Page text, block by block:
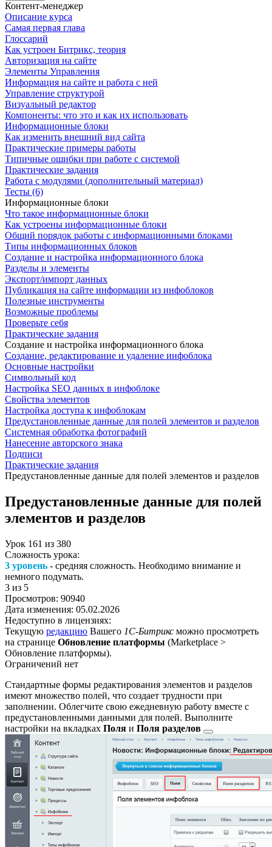
Контент-менеджер
Описание курса
Самая первая глава
Глоссарий
Как устроен Битрикс, теория
Авторизация на сайте
Элементы Управления
Информация на сайте и работа с ней
Управление структурой
Визуальный редактор
Компоненты: что это и как их использовать
Информационные блоки
Как изменить внешний вид сайта
Практические примеры работы
Типичные ошибки при работе с системой
Практические задания
Работа с модулями (дополнительный материал)
Тесты (6)
Информационные блоки
Что такое информационные блоки
Как устроены информационные блоки
Общий порядок работы с информационными блоками
Типы информационных блоков
Создание и настройка информационного блока
Разделы и элементы
Экспорт/импорт данных
Публикация на сайте информации из инфоблоков
Полезные инструменты
Возможные проблемы
Проверьте себя
Практические задания
Создание и настройка информационного блока
Создание, редактирование и удаление инфоблока
Основные настройки
Символьный код
Настройка SEO данных в инфоблоке
Свойства элементов
Настройка доступа к инфоблокам
Предустановленные данные для полей элементов и разделов
Системная обработка фотографий
Нанесение авторского знака
Подписи
Практические задания
Предустановленные данные для полей элементов и разделов
Предустановленные данные для полей
элементов и разделов
Урок 161 из 380
Сложность урока:
3 уровень - средняя сложность. Необходимо внимание и
немного подумать.
3 из 5
Просмотров: 90940
Дата изменения: 05.02.2026
Недоступно в лицензиях:
Текущую редакцию Вашего 1С-Битрикс можно просмотреть
на странице Обновление платформы (Marketplace >
Обновление платформы).
Ограничений нет
Стандартные формы редактирования элементов и разделов
имеют множество полей, что создает трудности при
заполнении. Облегчите свою ежедневную работу вместе с
предустановленными данными для полей. Выполните
настройки на вкладках Поля и Поля разделов